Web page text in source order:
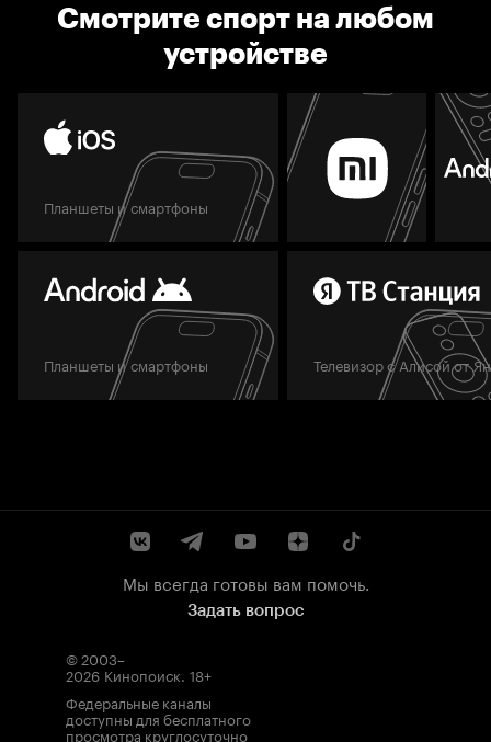
Смотрите спорт на любом
устройстве
Планшеты и смартфоны
Планшеты и смартфоны Телевизор с Алисой от
Мы всегда готовы вам помочь.
Задать вопрос
© 2003–
2026 Кинопоиск. 18+
Федеральные каналы
доступны для бесплатного
просмотра круглосуточно